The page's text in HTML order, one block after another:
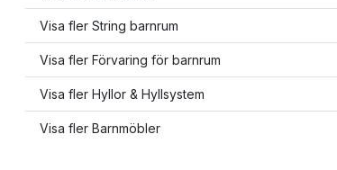
Visa fler String barnrum
Visa fler Förvaring för barnrum
Visa fler Hyllor & Hyllsystem
Visa fler Barnmöbler